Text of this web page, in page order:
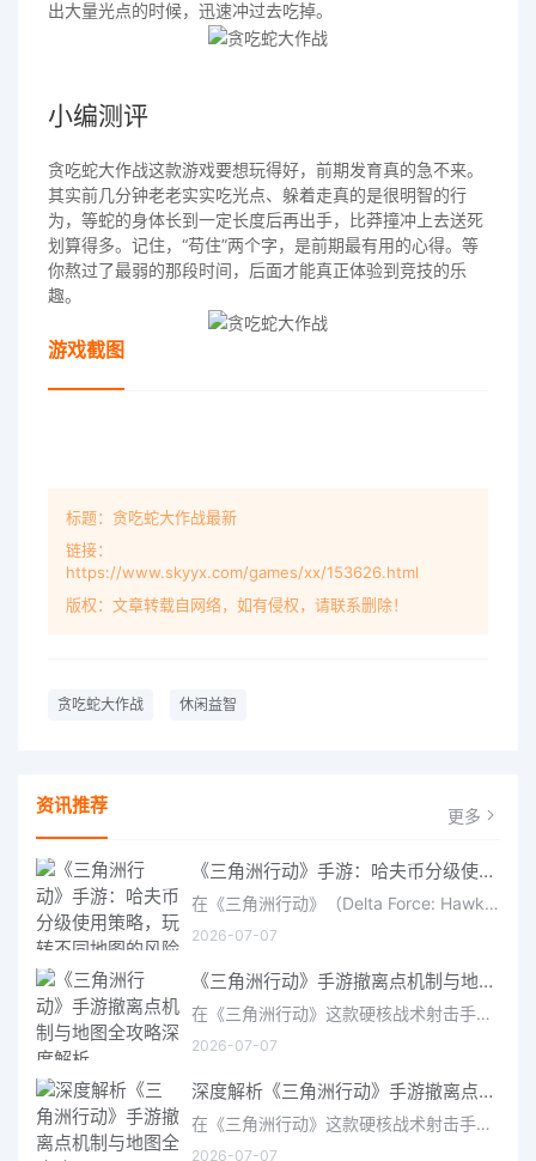
出大量光点的时候，迅速冲过去吃掉。
小编测评
贪吃蛇大作战这款游戏要想玩得好，前期发育真的急不来。
其实前几分钟老老实实吃光点、躲着走真的是很明智的行
为，等蛇的身体长到一定长度后再出手，比莽撞冲上去送死
划算得多。记住，“苟住”两个字，是前期最有用的心得。等
你熬过了最弱的那段时间，后面才能真正体验到竞技的乐
趣。
游戏截图
标题：贪吃蛇大作战最新
链接：
https://www.skyyx.com/games/xx/153626.html
版权：文章转载自网络，如有侵权，请联系删除！
贪吃蛇大作战 休闲益智
资讯推荐 更多
《三角洲行动》手游：哈夫币分级使用策略，玩转不同地图的风险与回报
在《三角洲行动》（Delta Force: Hawk Ops）“烽火地带”模式中，地图被划分为“普通”、“机密”和“绝密”三个
2026-07-07
《三角洲行动》手游撤离点机制与地图全攻略深度解析
在《三角洲行动》这款硬核战术射击手游中，撤离是每位干员行动的核心目标。无论你在战场中搜刮了多少高价值物
2026-07-07
深度解析《三角洲行动》手游撤离点机制与地图全攻略
在《三角洲行动》这款硬核战术射击手游中，撤离是每位干员行动的核心目标。无论你在战场中搜刮了多少高价值物
2026-07-07